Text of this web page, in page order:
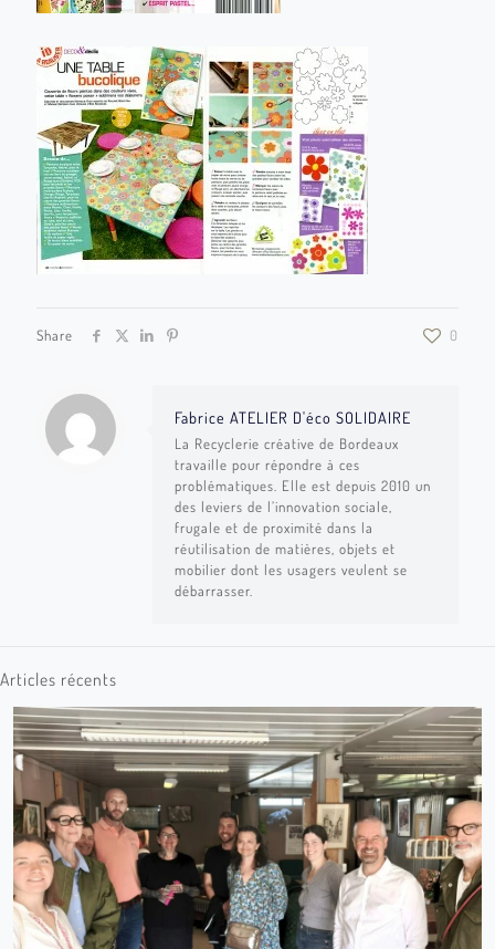
Share 0
Fabrice ATELIER D'éco SOLIDAIRE
La Recyclerie créative de Bordeaux
travaille pour répondre à ces
problématiques. Elle est depuis 2010 un
des leviers de l’innovation sociale,
frugale et de proximité dans la
réutilisation de matières, objets et
mobilier dont les usagers veulent se
débarrasser.
Articles récents